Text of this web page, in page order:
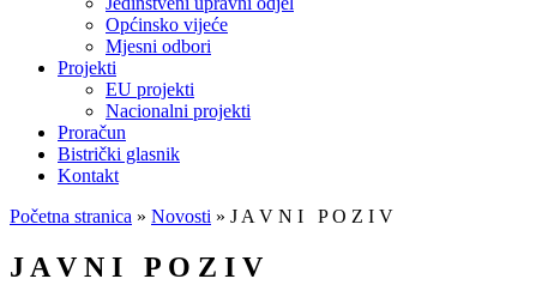
Općinsko vijeće
Mjesni odbori
Projekti
EU projekti
Nacionalni projekti
Proračun
Bistrički glasnik
Kontakt
Početna stranica » Novosti » J A V N I P O Z I V
J A V N I P O Z I V